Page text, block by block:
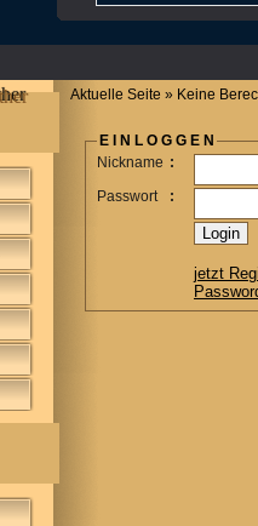
Aktuelle Seite » Keine
E I N L O G G E N
Nickname :
Passwort
:
jetzt